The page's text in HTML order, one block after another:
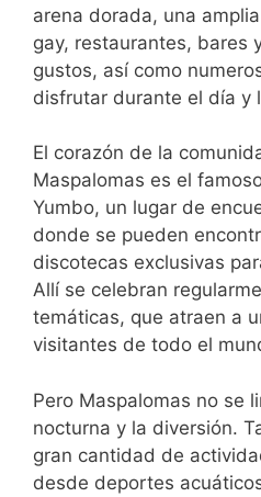
arena dorada, una
gay, restaurantes, bares
gustos, así como
disfrutar durante el día y
El corazón de la
Maspalomas es el
Yumbo, un lugar de
donde se pueden
discotecas exclusivas
Allí se celebran
temáticas, que atraen a
visitantes de todo el
Pero Maspalomas no se
nocturna y la diversión.
gran cantidad de
desde deportes